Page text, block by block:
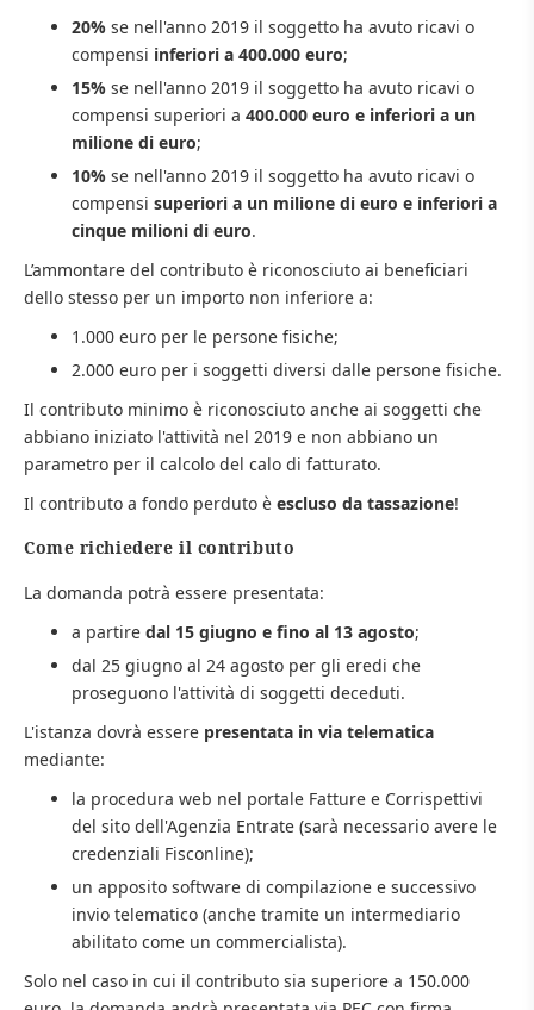
20% se nell'anno 2019 il soggetto ha avuto ricavi o
compensi inferiori a 400.000 euro;
15% se nell'anno 2019 il soggetto ha avuto ricavi o
compensi superiori a 400.000 euro e inferiori a un
milione di euro;
10% se nell'anno 2019 il soggetto ha avuto ricavi o
compensi superiori a un milione di euro e inferiori a
cinque milioni di euro.
L’ammontare del contributo è riconosciuto ai beneficiari
dello stesso per un importo non inferiore a:
1.000 euro per le persone fisiche;
2.000 euro per i soggetti diversi dalle persone fisiche.
Il contributo minimo è riconosciuto anche ai soggetti che
abbiano iniziato l'attività nel 2019 e non abbiano un
parametro per il calcolo del calo di fatturato.
Il contributo a fondo perduto è escluso da tassazione!
Come richiedere il contributo
La domanda potrà essere presentata:
a partire dal 15 giugno e fino al 13 agosto;
dal 25 giugno al 24 agosto per gli eredi che
proseguono l'attività di soggetti deceduti.
L'istanza dovrà essere presentata in via telematica
mediante:
la procedura web nel portale Fatture e Corrispettivi
del sito dell'Agenzia Entrate (sarà necessario avere le
credenziali Fisconline);
un apposito software di compilazione e successivo
invio telematico (anche tramite un intermediario
abilitato come un commercialista).
Solo nel caso in cui il contributo sia superiore a 150.000